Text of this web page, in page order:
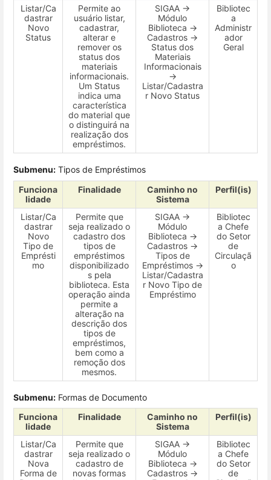
Listar/Ca
dastrar
Novo
Status
Permite ao
usuário listar,
cadastrar,
alterar e
remover os
status dos
materiais
informacionais.
Um Status
indica uma
característica
do material que
o distinguirá na
realização dos
empréstimos.
SIGAA →
Módulo
Biblioteca →
Cadastros →
Status dos
Materiais
Informacionais
→
Listar/Cadastra
r Novo Status
Bibliotec
a
Administr
ador
Geral
Submenu: Tipos de Empréstimos
Funciona
lidade
Finalidade
Caminho no
Sistema
Perfil(is)
Listar/Ca
dastrar
Novo
Tipo de
Emprésti
mo
Permite que
seja realizado o
cadastro dos
tipos de
empréstimos
disponibilizado
s pela
biblioteca. Esta
operação ainda
permite a
alteração na
descrição dos
tipos de
empréstimos,
bem como a
remoção dos
mesmos.
SIGAA →
Módulo
Biblioteca →
Cadastros →
Tipos de
Empréstimos →
Listar/Cadastra
r Novo Tipo de
Empréstimo
Bibliotec
a Chefe
do Setor
de
Circulaçã
o
Submenu: Formas de Documento
Funciona
lidade
Finalidade
Caminho no
Sistema
Perfil(is)
Listar/Ca
dastrar
Nova
Forma de
Permite que
seja realizado o
cadastro de
novas formas
SIGAA →
Módulo
Biblioteca →
Cadastros →
Bibliotec
a Chefe
do Setor
de